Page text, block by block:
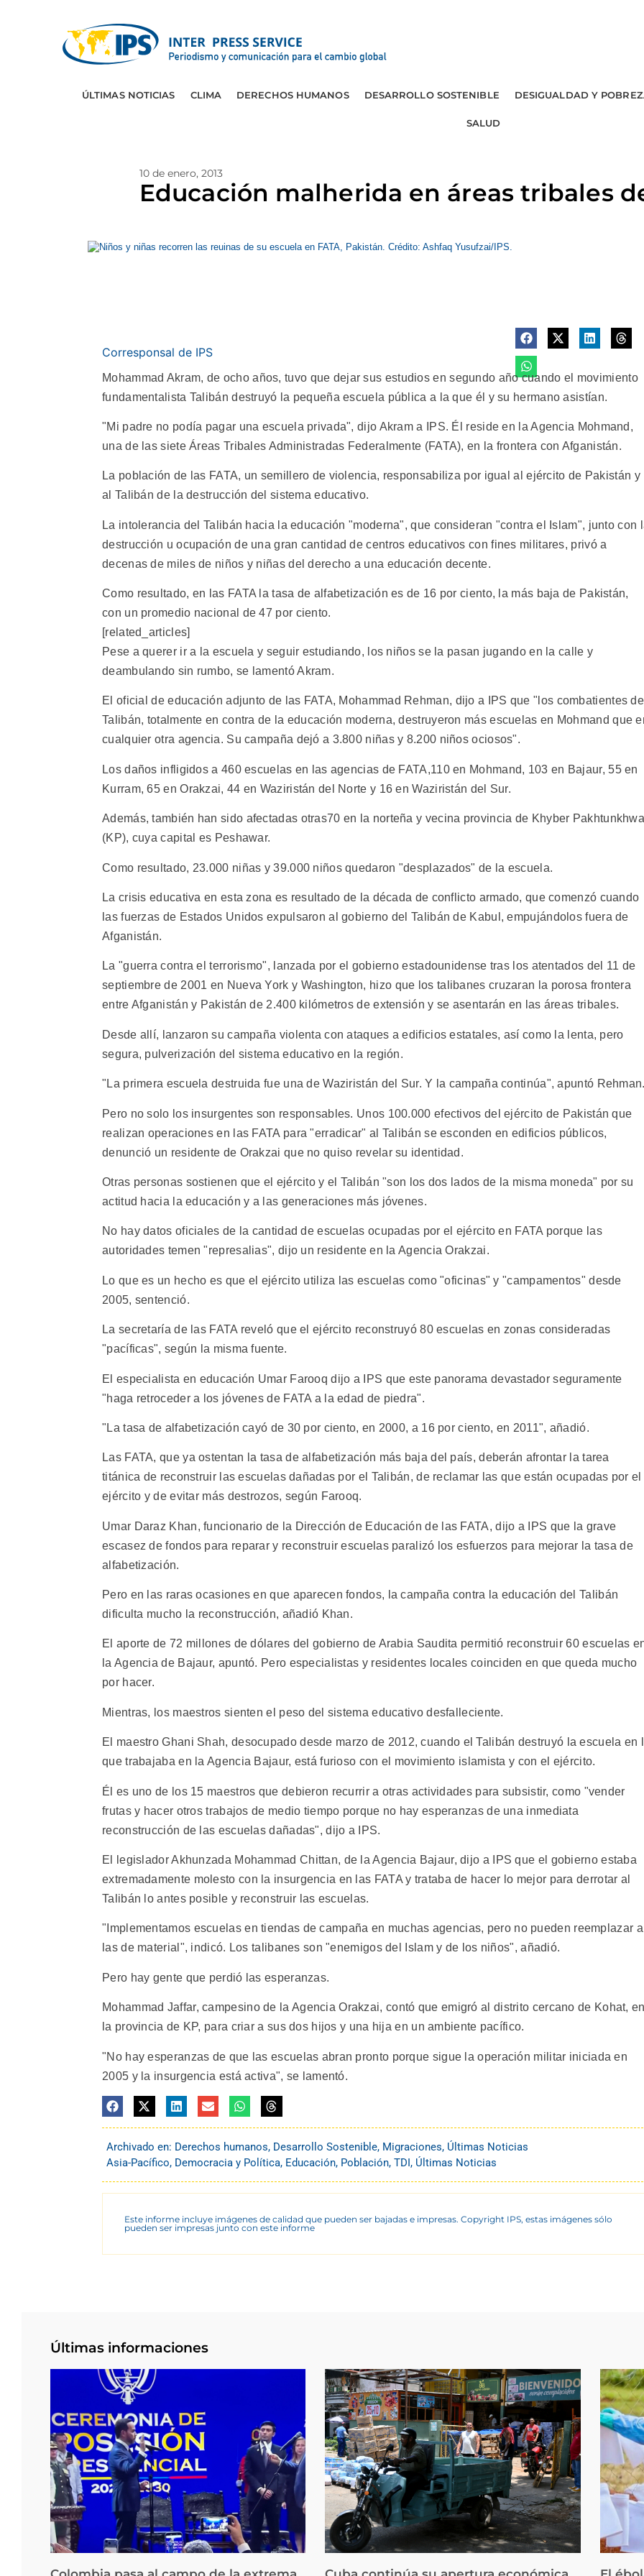
ÚLTIMAS NOTICIAS CLIMA DERECHOS HUMANOS DESARROLLO SOSTENIBLE DESIGUALDAD Y
SALUD
10 de enero, 2013
Educación malherida en áreas tribales
Corresponsal de IPS
Mohammad Akram, de ocho años, tuvo que dejar sus estudios en segundo año cuando el movimiento
fundamentalista Talibán destruyó la pequeña escuela pública a la que él y su hermano asistían.
"Mi padre no podía pagar una escuela privada", dijo Akram a IPS. Él reside en la Agencia Mohmand,
una de las siete Áreas Tribales Administradas Federalmente (FATA), en la frontera con Afganistán.
La población de las FATA, un semillero de violencia, responsabiliza por igual al ejército de Pakistán y
al Talibán de la destrucción del sistema educativo.
La intolerancia del Talibán hacia la educación "moderna", que consideran "contra el Islam", junto con
destrucción u ocupación de una gran cantidad de centros educativos con fines militares, privó a
decenas de miles de niños y niñas del derecho a una educación decente.
Como resultado, en las FATA la tasa de alfabetización es de 16 por ciento, la más baja de Pakistán,
con un promedio nacional de 47 por ciento.
[related_articles]
Pese a querer ir a la escuela y seguir estudiando, los niños se la pasan jugando en la calle y
deambulando sin rumbo, se lamentó Akram.
El oficial de educación adjunto de las FATA, Mohammad Rehman, dijo a IPS que "los combatientes
Talibán, totalmente en contra de la educación moderna, destruyeron más escuelas en Mohmand que
cualquier otra agencia. Su campaña dejó a 3.800 niñas y 8.200 niños ociosos".
Los daños infligidos a 460 escuelas en las agencias de FATA,110 en Mohmand, 103 en Bajaur, 55 en
Kurram, 65 en Orakzai, 44 en Waziristán del Norte y 16 en Waziristán del Sur.
Además, también han sido afectadas otras70 en la norteña y vecina provincia de Khyber
(KP), cuya capital es Peshawar.
Como resultado, 23.000 niñas y 39.000 niños quedaron "desplazados" de la escuela.
La crisis educativa en esta zona es resultado de la década de conflicto armado, que comenzó cuando
las fuerzas de Estados Unidos expulsaron al gobierno del Talibán de Kabul, empujándolos fuera de
Afganistán.
La "guerra contra el terrorismo", lanzada por el gobierno estadounidense tras los atentados del 11 de
septiembre de 2001 en Nueva York y Washington, hizo que los talibanes cruzaran la porosa frontera
entre Afganistán y Pakistán de 2.400 kilómetros de extensión y se asentarán en las áreas tribales.
Desde allí, lanzaron su campaña violenta con ataques a edificios estatales, así como la lenta, pero
segura, pulverización del sistema educativo en la región.
"La primera escuela destruida fue una de Waziristán del Sur. Y la campaña continúa", apuntó
Pero no solo los insurgentes son responsables. Unos 100.000 efectivos del ejército de Pakistán que
realizan operaciones en las FATA para "erradicar" al Talibán se esconden en edificios públicos,
denunció un residente de Orakzai que no quiso revelar su identidad.
Otras personas sostienen que el ejército y el Talibán "son los dos lados de la misma moneda" por su
actitud hacia la educación y a las generaciones más jóvenes.
No hay datos oficiales de la cantidad de escuelas ocupadas por el ejército en FATA porque las
autoridades temen "represalias", dijo un residente en la Agencia Orakzai.
Lo que es un hecho es que el ejército utiliza las escuelas como "oficinas" y "campamentos" desde
2005, sentenció.
La secretaría de las FATA reveló que el ejército reconstruyó 80 escuelas en zonas consideradas
"pacíficas", según la misma fuente.
El especialista en educación Umar Farooq dijo a IPS que este panorama devastador seguramente
"haga retroceder a los jóvenes de FATA a la edad de piedra".
"La tasa de alfabetización cayó de 30 por ciento, en 2000, a 16 por ciento, en 2011", añadió.
Las FATA, que ya ostentan la tasa de alfabetización más baja del país, deberán afrontar la tarea
titánica de reconstruir las escuelas dañadas por el Talibán, de reclamar las que están ocupadas por el
ejército y de evitar más destrozos, según Farooq.
Umar Daraz Khan, funcionario de la Dirección de Educación de las FATA, dijo a IPS que la grave
escasez de fondos para reparar y reconstruir escuelas paralizó los esfuerzos para mejorar la tasa de
alfabetización.
Pero en las raras ocasiones en que aparecen fondos, la campaña contra la educación del Talibán
dificulta mucho la reconstrucción, añadió Khan.
El aporte de 72 millones de dólares del gobierno de Arabia Saudita permitió reconstruir 60 escuelas
la Agencia de Bajaur, apuntó. Pero especialistas y residentes locales coinciden en que queda mucho
por hacer.
Mientras, los maestros sienten el peso del sistema educativo desfalleciente.
El maestro Ghani Shah, desocupado desde marzo de 2012, cuando el Talibán destruyó la escuela en
que trabajaba en la Agencia Bajaur, está furioso con el movimiento islamista y con el ejército.
Él es uno de los 15 maestros que debieron recurrir a otras actividades para subsistir, como "vender
frutas y hacer otros trabajos de medio tiempo porque no hay esperanzas de una inmediata
reconstrucción de las escuelas dañadas", dijo a IPS.
El legislador Akhunzada Mohammad Chittan, de la Agencia Bajaur, dijo a IPS que el gobierno estaba
extremadamente molesto con la insurgencia en las FATA y trataba de hacer lo mejor para derrotar al
Talibán lo antes posible y reconstruir las escuelas.
"Implementamos escuelas en tiendas de campaña en muchas agencias, pero no pueden reemplazar a
las de material", indicó. Los talibanes son "enemigos del Islam y de los niños", añadió.
Pero hay gente que perdió las esperanzas.
Mohammad Jaffar, campesino de la Agencia Orakzai, contó que emigró al distrito cercano de Kohat,
la provincia de KP, para criar a sus dos hijos y una hija en un ambiente pacífico.
"No hay esperanzas de que las escuelas abran pronto porque sigue la operación militar iniciada en
2005 y la insurgencia está activa", se lamentó.
Archivado en: Derechos humanos, Desarrollo Sostenible, Migraciones, Últimas Noticias
Asia-Pacífico, Democracia y Política, Educación, Población, TDI, Últimas Noticias
Este informe incluye imágenes de calidad que pueden ser bajadas e impresas. Copyright IPS, estas imágenes sólo
pueden ser impresas junto con este informe
Últimas informaciones